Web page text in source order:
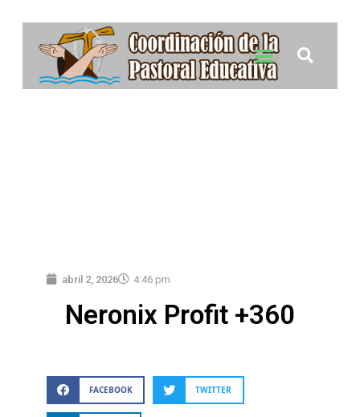
abril 2, 2026 4:46 pm
Neronix Profit +360
FACEBOOK TWITTER